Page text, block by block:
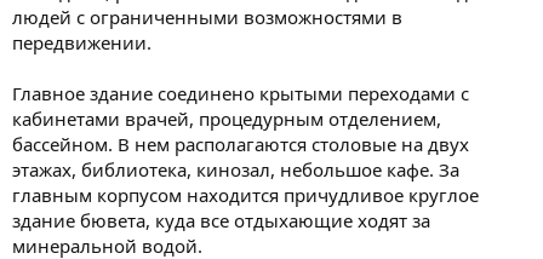
людей с ограниченными возможностями в
передвижении.
Главное здание соединено крытыми переходами с
кабинетами врачей, процедурным отделением,
бассейном. В нем располагаются столовые на двух
этажах, библиотека, кинозал, небольшое кафе. За
главным корпусом находится причудливое круглое
здание бювета, куда все отдыхающие ходят за
минеральной водой.